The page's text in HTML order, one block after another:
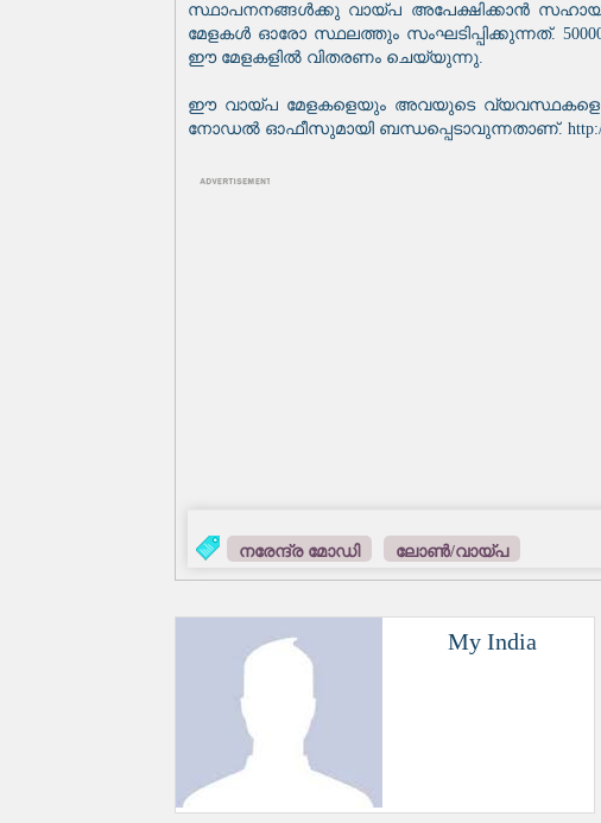
സ്ഥാപനനങ്ങൾക്കു വായ്‌പ അപേക്ഷിക്കാൻ
മേളകൾ ഓരോ സ്ഥലത്തും സംഘടിപ്പിക്കുന്നത്.
ഈ മേളകളിൽ വിതരണം ചെയ്യുന്നു.
ഈ വായ്‌പ മേളകളെയും അവയുടെ
നോഡൽ ഓഫീസുമായി ബന്ധപ്പെടാവുന്നതാണ്. http://
നരേന്ദ്ര മോഡി ലോൺ/വായ്‌പ
My India